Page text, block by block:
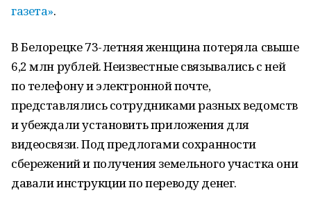
газета».
В Белорецке 73-летняя женщина потеряла свыше
6,2 млн рублей. Неизвестные связывались с ней
по телефону и электронной почте,
представлялись сотрудниками разных ведомств
и убеждали установить приложения для
видеосвязи. Под предлогами сохранности
сбережений и получения земельного участка они
давали инструкции по переводу денег.